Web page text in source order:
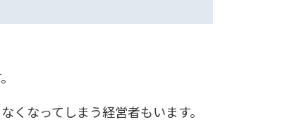
なってしまう経営者もいます。